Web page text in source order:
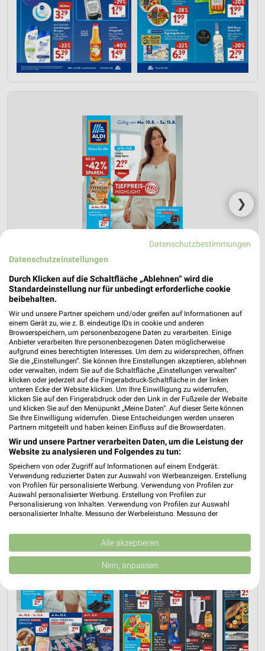
❯
ALDI SÜD Prospekt für Illingen ab Mo.
den 10.08.
Gültig von 10. Aug. bis 15. Aug.
📅 Kalendereintrag erstellen
PROSPEKT BLÄTTERN
ANGEBOTE AB FREITAG ANGEBOTE AB DONNERSTAG ANGEBOTE
Datenschutzbestimmungen
Datenschutzeinstellungen
Durch Klicken auf die Schaltfläche „Ablehnen“ wird die
Standardeinstellung nur für unbedingt erforderliche cookie
beibehalten.
Wir und unsere Partner speichern und/oder greifen auf Informationen auf
einem Gerät zu, wie z. B. eindeutige IDs in cookie und anderen
Browserspeichern, um personenbezogene Daten zu verarbeiten. Einige
Anbieter verarbeiten Ihre personenbezogenen Daten möglicherweise
aufgrund eines berechtigten Interesses. Um dem zu widersprechen, öffnen
Sie die „Einstellungen“. Sie können Ihre Einstellungen akzeptieren, ablehnen
oder verwalten, indem Sie auf die Schaltfläche „Einstellungen verwalten“
klicken oder jederzeit auf die Fingerabdruck-Schaltfläche in der linken
unteren Ecke der Website klicken. Um Ihre Einwilligung zu widerrufen,
klicken Sie auf den Fingerabdruck oder den Link in der Fußzeile der Website
und klicken Sie auf den Menüpunkt „Meine Daten“. Auf dieser Seite können
Sie Ihre Einwilligung widerrufen. Diese Entscheidungen werden unseren
Partnern mitgeteilt und haben keinen Einfluss auf die Browserdaten.
Wir und unsere Partner verarbeiten Daten, um die Leistung der
Website zu analysieren und Folgendes zu tun:
Speichern von oder Zugriff auf Informationen auf einem Endgerät.
Verwendung reduzierter Daten zur Auswahl von Werbeanzeigen. Erstellung
von Profilen für personalisierte Werbung. Verwendung von Profilen zur
Auswahl personalisierter Werbung. Erstellung von Profilen zur
Personalisierung von Inhalten. Verwendung von Profilen zur Auswahl
personalisierter Inhalte. Messung der Werbeleistung. Messung der
Kombinationen von Daten aus verschiedenen Quellen. Entwicklung und
Verbesserung der Angebote. Verwendung reduzierter Daten zur Auswahl
von Inhalten.
Daten können außerhalb der Europäischen Union weitergegeben und in die
USA gesendet werden.
Website/App.
Partnerliste anzeigen (1 IAB-Anbieter)
Wir nutzen Ihre Daten für folgende Zwecke:
IAB-Verarbeitungszwecke:
Alle akzeptieren
Nein, anpassen